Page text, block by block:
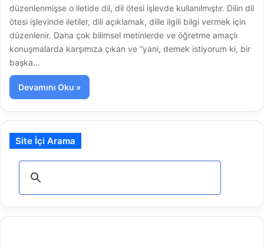
düzenlenmişse o iletide dil, dil ötesi işlevde kullanılmıştır. Dilin dil
ötesi işlevinde iletiler, dili açıklamak, dille ilgili bilgi vermek için
düzenlenir. Daha çok bilimsel metinlerde ve öğretme amaçlı
konuşmalarda karşımıza çıkan ve “yani, demek istiyorum ki, bir
başka…
Devamını Oku »
Site İçi Arama